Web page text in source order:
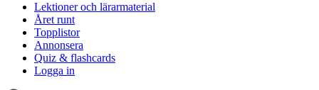
Lektioner och lärarmaterial
Året runt
Topplistor
Annonsera
Quiz & flashcards
Logga in